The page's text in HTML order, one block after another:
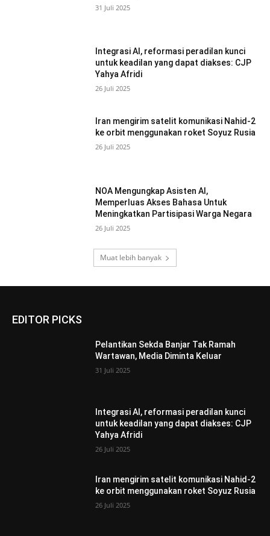
31 Juli 2025
Integrasi AI, reformasi peradilan kunci
untuk keadilan yang dapat diakses: CJP
Yahya Afridi
26 Juli 2025
Iran mengirim satelit komunikasi Nahid-2
ke orbit menggunakan roket Soyuz Rusia
26 Juli 2025
NOA Mengungkap Asisten AI,
Memperluas Akses Bahasa Untuk
Meningkatkan Partisipasi Warga Negara
26 Juli 2025
Muat lebih banyak
EDITOR PICKS
Pelantikan Sekda Banjar Tak Ramah
Wartawan, Media Diminta Keluar
31 Juli 2025
Integrasi AI, reformasi peradilan kunci
untuk keadilan yang dapat diakses: CJP
Yahya Afridi
26 Juli 2025
Iran mengirim satelit komunikasi Nahid-2
ke orbit menggunakan roket Soyuz Rusia
26 Juli 2025